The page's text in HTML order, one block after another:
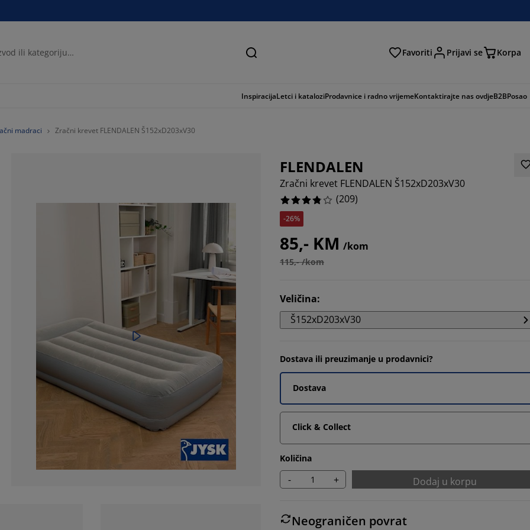
Traži Favoriti Prijavi se Korpa
InspiracijaLetci i kataloziProdavnice i radno vrijemeKontaktirajte nas ovdjeB2BPosao
madraci Zračni krevet FLENDALEN Š152xD203xV30
FLENDALEN
Zračni krevet FLENDALEN Š152xD203xV30
(209)
-26%
85,- KM /kom
115,- /kom
Veličina:
Š152xD203xV30
Dostava ili preuzimanje u prodavnici?
Dostava
Click & Collect
Količina
- + Dodaj u korpu
Neograničen povrat
55.02392344497608%
14.832535885167463%
6.698564593301436%
5.263157894736842%
18.181818181818183%